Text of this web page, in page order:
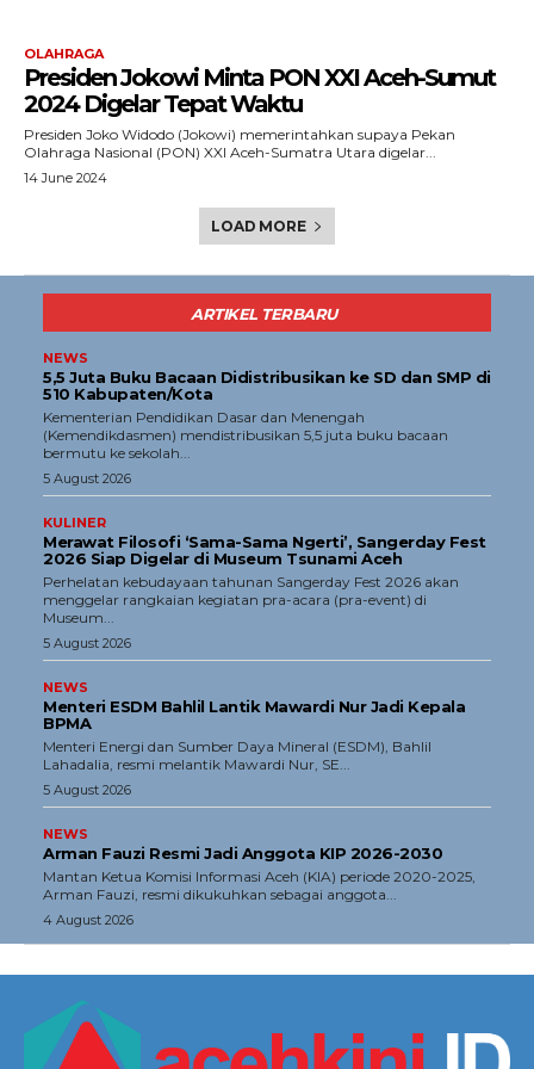
OLAHRAGA
Presiden Jokowi Minta PON XXI Aceh-Sumut
2024 Digelar Tepat Waktu
Presiden Joko Widodo (Jokowi) memerintahkan supaya Pekan
Olahraga Nasional (PON) XXI Aceh-Sumatra Utara digelar...
14 June 2024
LOAD MORE
ARTIKEL TERBARU
NEWS
5,5 Juta Buku Bacaan Didistribusikan ke SD dan SMP di
510 Kabupaten/Kota
Kementerian Pendidikan Dasar dan Menengah
(Kemendikdasmen) mendistribusikan 5,5 juta buku bacaan
bermutu ke sekolah...
5 August 2026
KULINER
Merawat Filosofi ‘Sama-Sama Ngerti’, Sangerday Fest
2026 Siap Digelar di Museum Tsunami Aceh
Perhelatan kebudayaan tahunan Sangerday Fest 2026 akan
menggelar rangkaian kegiatan pra-acara (pra-event) di
Museum...
5 August 2026
NEWS
Menteri ESDM Bahlil Lantik Mawardi Nur Jadi Kepala
BPMA
Menteri Energi dan Sumber Daya Mineral (ESDM), Bahlil
Lahadalia, resmi melantik Mawardi Nur, SE...
5 August 2026
NEWS
Arman Fauzi Resmi Jadi Anggota KIP 2026-2030
Mantan Ketua Komisi Informasi Aceh (KIA) periode 2020-2025,
Arman Fauzi, resmi dikukuhkan sebagai anggota...
4 August 2026